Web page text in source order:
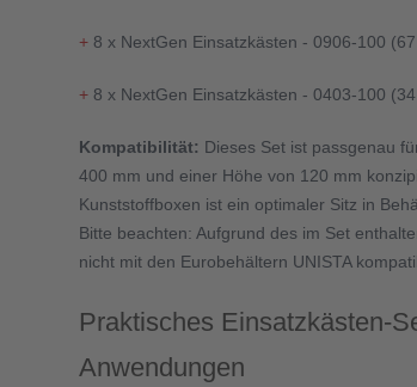
+ 8 x NextGen Einsatzkästen - 0906-100
+ 8 x NextGen Einsatzkästen - 0403-100
Kompatibilität: Dieses Set ist passgenau
400 mm und einer Höhe von 120 mm
Kunststoffboxen ist ein optimaler Sitz in
Bitte beachten: Aufgrund des im Set
nicht mit den Eurobehältern UNISTA
Praktisches Einsatzkästen-
Anwendungen